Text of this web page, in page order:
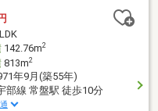
142.76m2
813m2
年9月(築55年)
部線 常盤駅 徒歩10分